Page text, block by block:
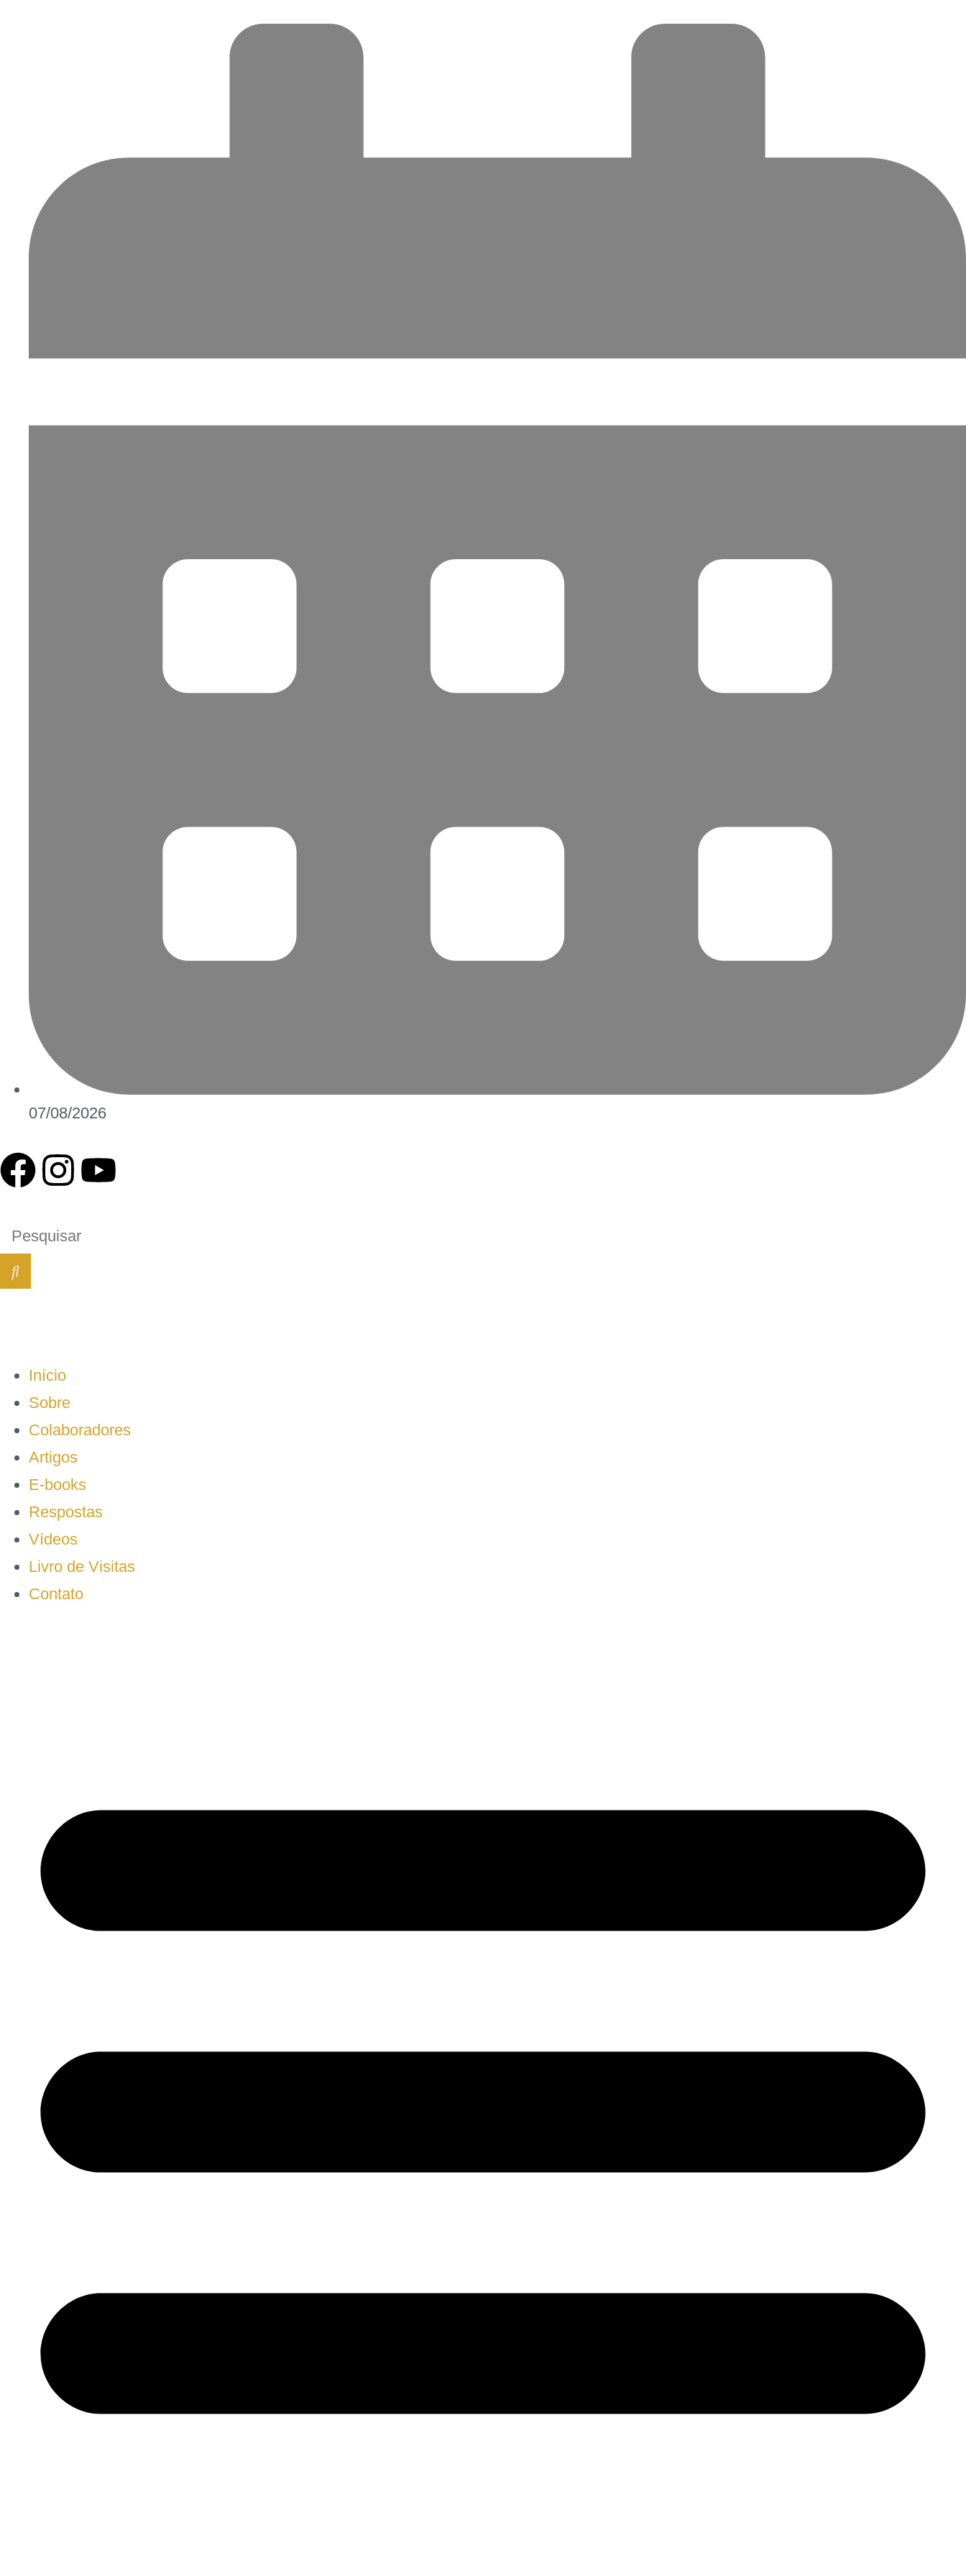
07/08/2026
Início
Sobre
Colaboradores
Artigos
E-books
Respostas
Vídeos
Livro de Visitas
Contato